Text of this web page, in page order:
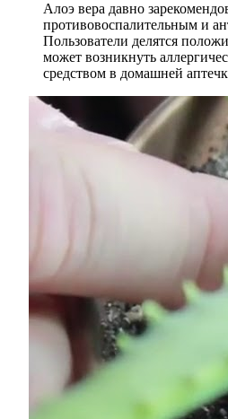
Алоэ вера давно
противовоспалительным и
Пользователи делятся
может возникнуть
средством в домашней